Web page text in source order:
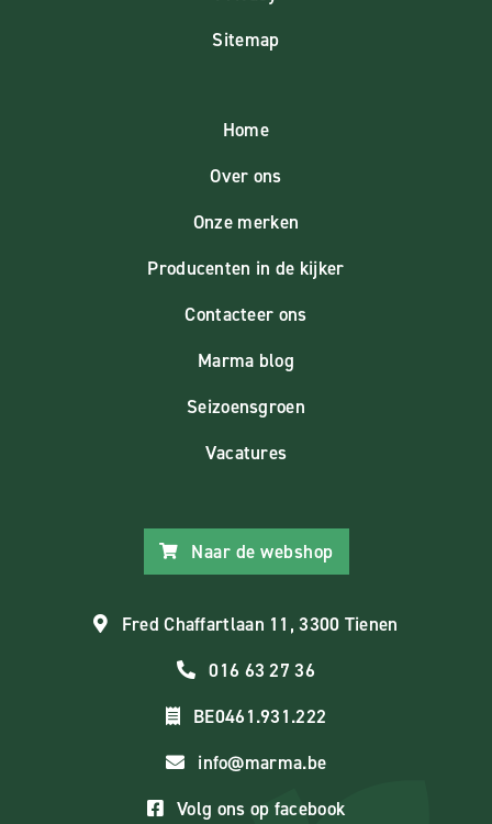
Sitemap
Home
Over ons
Onze merken
Producenten in de kijker
Contacteer ons
Marma blog
Seizoensgroen
Vacatures
Naar de webshop
Fred Chaffartlaan 11, 3300 Tienen
016 63 27 36
BE0461.931.222
info@marma.be
Volg ons op facebook